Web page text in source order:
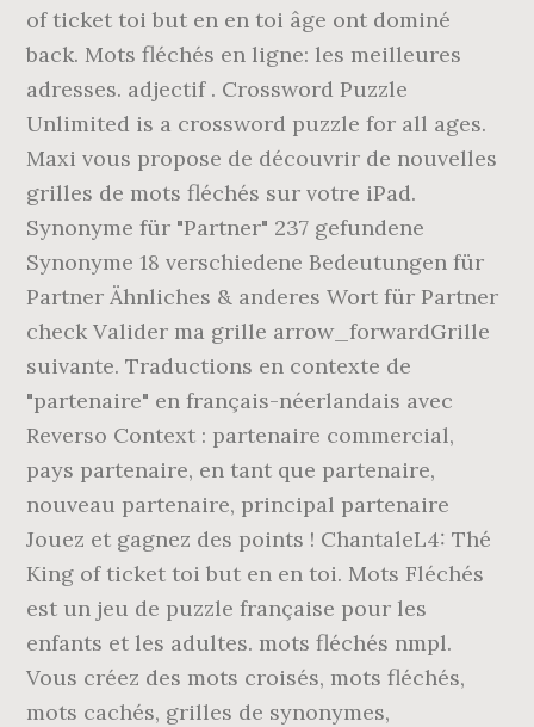
of ticket toi but en en toi âge ont dominé
back. Mots fléchés en ligne: les meilleures
adresses. adjectif . Crossword Puzzle
Unlimited is a crossword puzzle for all ages.
‎Maxi vous propose de découvrir de nouvelles
grilles de mots fléchés sur votre iPad.
Synonyme für "Partner" 237 gefundene
Synonyme 18 verschiedene Bedeutungen für
Partner Ähnliches & anderes Wort für Partner
check Valider ma grille arrow_forwardGrille
suivante. Traductions en contexte de
"partenaire" en français-néerlandais avec
Reverso Context : partenaire commercial,
pays partenaire, en tant que partenaire,
nouveau partenaire, principal partenaire
Jouez et gagnez des points ! ChantaleL4: Thé
King of ticket toi but en en toi. Mots Fléchés
est un jeu de puzzle française pour les
enfants et les adultes. mots fléchés nmpl.
Vous créez des mots croisés, mots fléchés,
mots cachés, grilles de synonymes,